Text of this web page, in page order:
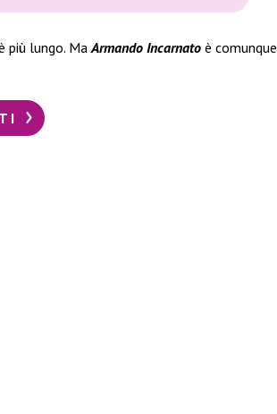
più lungo. MaArmando Incarnato è comunque